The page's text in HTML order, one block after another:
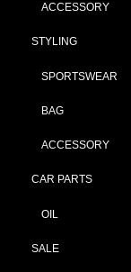
ACCESSORY
STYLING
SPORTSWEAR
BAG
ACCESSORY
CAR PARTS
OIL
SALE